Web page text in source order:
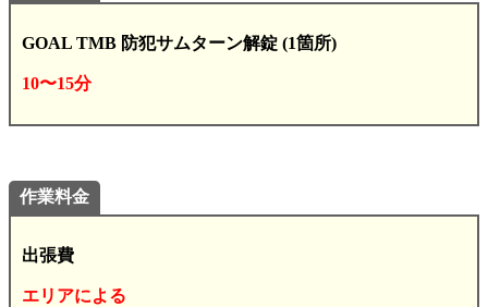
GOAL TMB 防犯サムターン解錠 (1箇所)
10〜15分
作業料金
出張費
エリアによる